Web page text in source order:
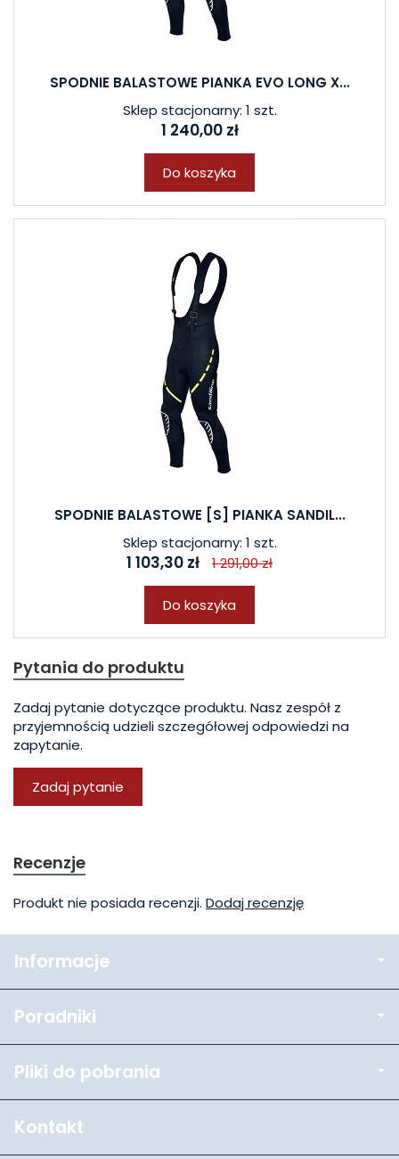
SPODNIE BALASTOWE PIANKA EVO LONG X...
Sklep stacjonarny: 1 szt.
1 240,00 zł
Do koszyka
SPODNIE BALASTOWE [S] PIANKA SANDIL...
Sklep stacjonarny: 1 szt.
1 103,30 zł 1 291,00 zł
Do koszyka
Pytania do produktu
Zadaj pytanie dotyczące produktu. Nasz zespół z
przyjemnością udzieli szczegółowej odpowiedzi na
zapytanie.
Zadaj pytanie
Recenzje
Produkt nie posiada recenzji. Dodaj recenzję
Informacje
Poradniki
Pliki do pobrania
Kontakt